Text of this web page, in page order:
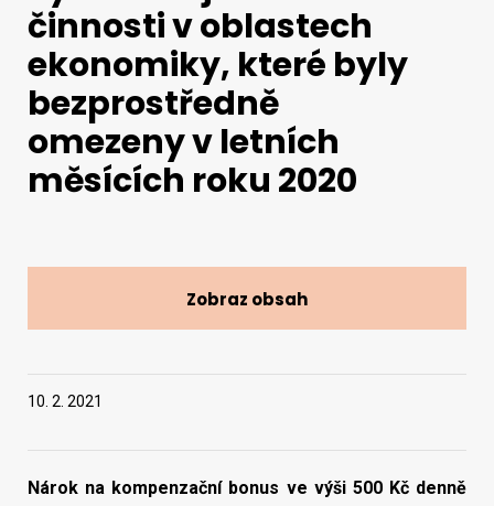
Kontakty
Vyhledat na webu
10. 2. 2021
Nárok na kompenzační bonus ve výši 500 Kč denně
činnosti v oblastech
ekonomiky, které byly
bezprostředně
omezeny v letních
měsících roku 2020
Zobraz obsah